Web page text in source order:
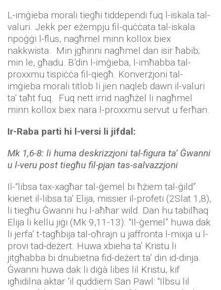
L-imġieba morali tiegħi tiddependi fuq l-iskala tal-
valuri. Jekk per eżempju fil-quċċata tal-iskala
npoġġi l-flus, nagħmel minn kollox biex
nakkwista. Min jgħinni nagħmel dan isir ħabib;
min le, għadu. B’din l-imġieba, l-imħabba tal-
proxxmu tispiċċa fil-qiegħ. Konverżjoni tal-
imġieba morali titlob li jien naqleb dawn il-valuri
ta’ taħt fuq. Fuq nett irrid nagħżel li nagħmel
minn kollox biex nara l-proxxmu servut u ferħan.
Ir-Raba parti hi l-versi li jifdal:
Mk 1,6-8: li huma deskrizzjoni tal-figura ta’ Ġwanni
u l-veru post tiegħu fil-pjan tas-salvazzjoni
Il-“libsa tax-xagħar tal-ġemel bi ħżiem tal-ġild”
kienet il-libsa ta’ Elija, missier il-profeti (2Slat 1,8),
li tiegħu Ġwanni hu l-aħħar wild. Dan hu tabilħaq
Elija li kellu jiġi (Mk 9,11-13). “Il-ġemel” huwa dak
li jerfa’ t-tagħbija tal-oħrajn u jaffronta l-mixja u l-
provi tad-deżert. Huwa xbieha ta’ Kristu li
jitgħabba bi dnubietna fid-deżert ta’ din id-dinja.
Ġwanni huwa dak li diġà libes lil Kristu, kif
igħidilna aktar ’il quddiem San Pawl: “Ilbsu lil